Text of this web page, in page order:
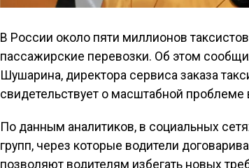
В России около пяти миллионов
пассажирские перевозки. Об этом
Шушарина, директора сервиса заказа
свидетельствует о масштабной проблеме
По данным аналитиков, в социальных
групп, через которые водители
позволяют водителям избегать новых